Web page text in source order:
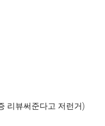
리뷰써준다고 저런거)